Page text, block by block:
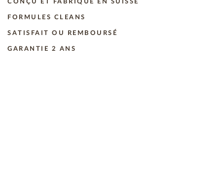
CONÇU ET FABRIQUÉ EN SUISSE
FORMULES CLEANS
SATISFAIT OU REMBOURSÉ
GARANTIE 2 ANS